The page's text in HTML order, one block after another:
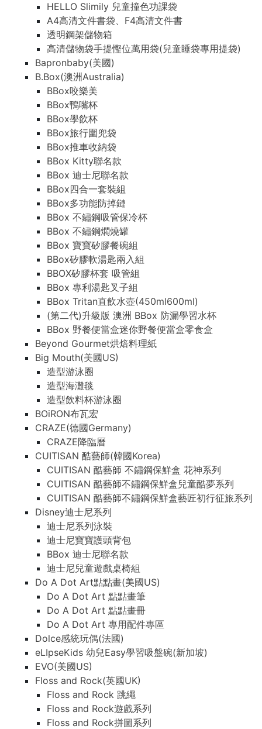
HELLO Slimily 兒童撞色功課袋
A4高清文件書袋、F4高清文件書
透明鋼架儲物箱
高清儲物袋手提慳位萬用袋(兒童睡袋專用提袋)
Bapronbaby(美國)
B.Box(澳洲Australia)
BBox咬樂美
BBox鴨嘴杯
BBox學飲杯
BBox旅行圍兜袋
BBox推車收納袋
BBox Kitty聯名款
BBox 迪士尼聯名款
BBox四合一套裝組
BBox多功能防掉鏈
BBox 不鏽鋼吸管保冷杯
BBox 不鏽鋼燜燒罐
BBox 寶寶矽膠餐碗組
BBox矽膠軟湯匙兩入組
BBOX矽膠杯套 吸管組
BBox 專利湯匙叉子組
BBox Tritan直飲水壺(450ml600ml)
(第二代)升級版 澳洲 BBox 防漏學習水杯
BBox 野餐便當盒迷你野餐便當盒零食盒
Beyond Gourmet烘焙料理紙
Big Mouth(美國US)
造型游泳圈
造型海灘毯
造型飲料杯游泳圈
BOiRON布瓦宏
CRAZE(德國Germany)
CRAZE降臨曆
CUITISAN 酷藝師(韓國Korea)
CUITISAN 酷藝師 不鏽鋼保鮮盒 花神系列
CUITISAN 酷藝師不鏽鋼保鮮盒兒童酷夢系列
CUITISAN 酷藝師不鏽鋼保鮮盒藝匠初行征旅系列
Disney迪士尼系列
迪士尼系列泳裝
迪士尼寶寶護頭背包
BBox 迪士尼聯名款
迪士尼兒童遊戲桌椅組
Do A Dot Art點點畫(美國US)
Do A Dot Art 點點畫筆
Do A Dot Art 點點畫冊
Do A Dot Art 專用配件專區
Dolce感統玩偶(法國)
eLIpseKids 幼兒Easy學習吸盤碗(新加坡)
EVO(美國US)
Floss and Rock(英國UK)
Floss and Rock 跳繩
Floss and Rock遊戲系列
Floss and Rock拼圖系列